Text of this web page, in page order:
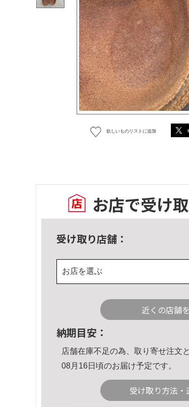
欲しいものリストに追加
お店で受け
受け取り店舗：
お店を選ぶ
近くの店舗
納期目安：
店舗在庫不足の為、取り寄せ注文
08月16日頃のお届け予定です。
受け取り方法・